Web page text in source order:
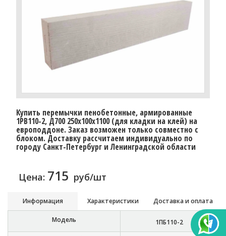
Купить перемычки пенобетонные, армированные
1PB110-2, Д700 250х100х1100 (для кладки на клей) на
европоддоне. Заказ возможен только совместно с
блоком. Доставку рассчитаем индивидуально по
городу Санкт-Петербург и Ленинградской области
Цена: 715 руб/шт
Информация Характеристики Доставка и оплата
Модель 1ПБ110-2